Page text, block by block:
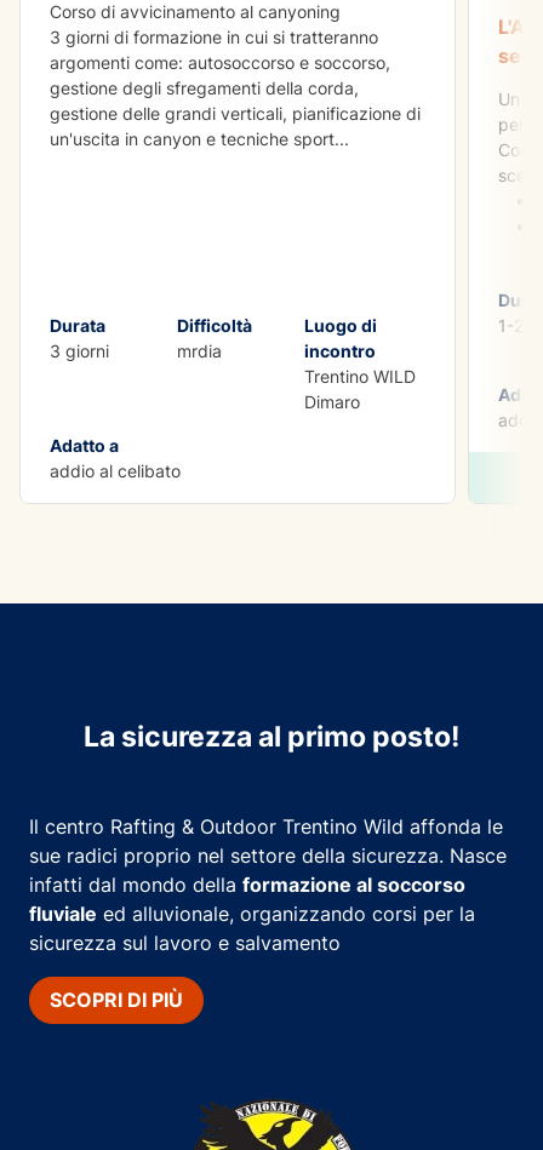
Corso di avvicinamento al canyoning
3 giorni di formazione in cui si tratteranno
argomenti come: autosoccorso e soccorso,
gestione degli sfregamenti della corda,
gestione delle grandi verticali, pianificazione di
un'uscita in canyon e tecniche sport...
Durata
3 giorni
Difficoltà
mrdia
Luogo di
incontro
Trentino WILD
Dimaro
Adatto a
addio al celibato
Un
1-2
La sicurezza al primo posto!
Il centro Rafting & Outdoor Trentino Wild affonda le
sue radici proprio nel settore della sicurezza. Nasce
infatti dal mondo della formazione al soccorso
fluviale ed alluvionale, organizzando corsi per la
sicurezza sul lavoro e salvamento
SCOPRI DI PIÙ